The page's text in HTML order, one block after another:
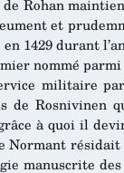
Rohan
et
1429 durant
nommé parmi
militaire
de Rosnivinen
à quoi il
Normant
manuscrite